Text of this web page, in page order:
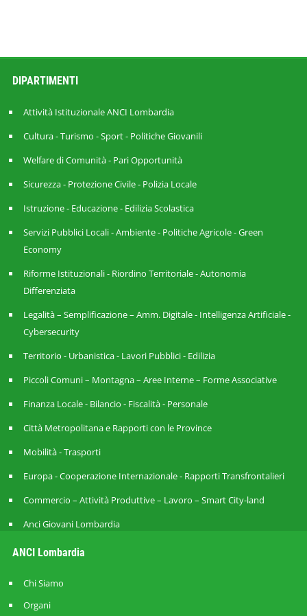
DIPARTIMENTI
Attività Istituzionale ANCI Lombardia
Cultura - Turismo - Sport - Politiche Giovanili
Welfare di Comunità - Pari Opportunità
Sicurezza - Protezione Civile - Polizia Locale
Istruzione - Educazione - Edilizia Scolastica
Servizi Pubblici Locali - Ambiente - Politiche Agricole - Green
Economy
Riforme Istituzionali - Riordino Territoriale - Autonomia
Differenziata
Legalità – Semplificazione – Amm. Digitale - Intelligenza Artificiale -
Cybersecurity
Territorio - Urbanistica - Lavori Pubblici - Edilizia
Piccoli Comuni – Montagna – Aree Interne – Forme Associative
Finanza Locale - Bilancio - Fiscalità - Personale
Città Metropolitana e Rapporti con le Province
Mobilità - Trasporti
Europa - Cooperazione Internazionale - Rapporti Transfrontalieri
Commercio – Attività Produttive – Lavoro – Smart City-land
Anci Giovani Lombardia
ANCI Lombardia
Chi Siamo
Organi